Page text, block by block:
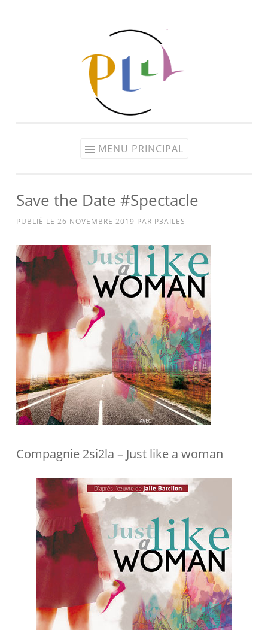
MENU PRINCIPAL
Save the Date #Spectacle
PUBLIÉ LE 26 NOVEMBRE 2019 PAR P3AILES
Compagnie 2si2la – Just like a woman